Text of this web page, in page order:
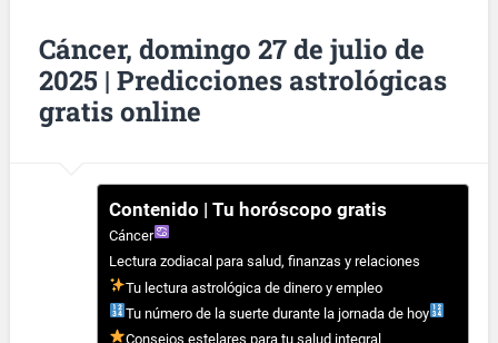
Cáncer, domingo 27 de julio de
2025 | Predicciones astrológicas
gratis online
Contenido | Tu horóscopo gratis
Cáncer
Lectura zodiacal para salud, finanzas y relaciones
Tu lectura astrológica de dinero y empleo
Tu número de la suerte durante la jornada de hoy
Consejos estelares para tu salud integral